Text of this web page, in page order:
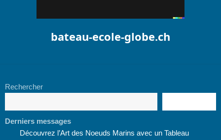
bateau-ecole-globe.ch
Rechercher
Derniers messages
Découvrez l’Art des Noeuds Marins avec un Tableau